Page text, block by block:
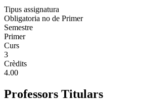
Tipus assignatura
Obligatoria no de Primer
Semestre
Primer
Curs
3
Crèdits
4.00
Professors Titulars